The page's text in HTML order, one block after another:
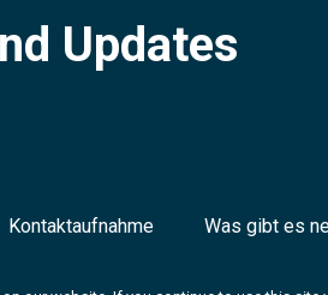
Updates
Kontaktaufnahme Was gibt es